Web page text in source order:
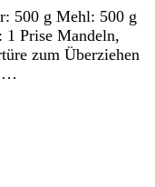
500 g Mehl: 500 g
Prise Mandeln,
zum Überziehen
…